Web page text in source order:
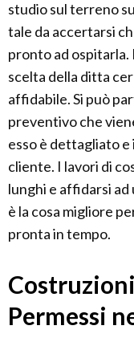
studio sul terreno
tale da accertarsi
pronto ad ospitarla.
scelta della ditta
affidabile. Si può
preventivo che
esso è dettagliato
cliente. I lavori di
lunghi e affidarsi
è la cosa migliore
pronta in tempo.
Permessi